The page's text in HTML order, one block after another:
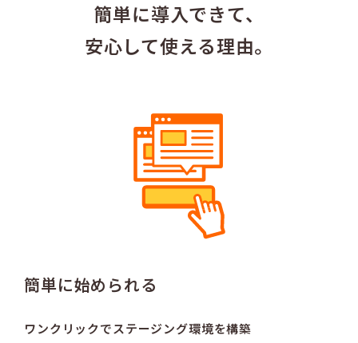
簡単に導入できて、
安心して使える理由。
簡単に始められる
ワンクリックでステージング環境を構築